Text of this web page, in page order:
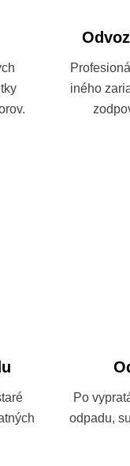
iného
Po
odpadu,